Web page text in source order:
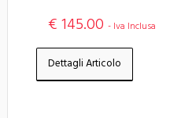
€ 145.00 - Iva Inclusa
Dettagli Articolo